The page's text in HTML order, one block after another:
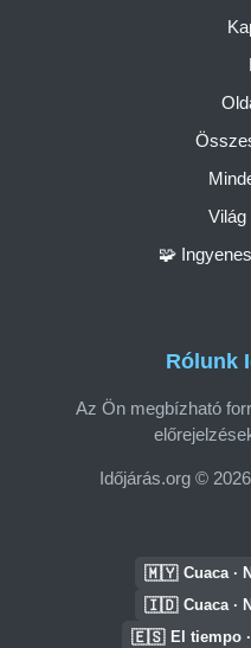
Rólunk
Az Ön megbízható
Időjárás.org ©
Világ
🧩
🇲🇾 Cuaca ·
🇮🇩 Cuaca ·
🇪🇸 El tiempo